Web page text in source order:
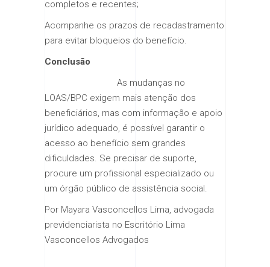
completos e recentes;
Acompanhe os prazos de recadastramento
para evitar bloqueios do benefício.
Conclusão
As mudanças no
LOAS/BPC exigem mais atenção dos
beneficiários, mas com informação e apoio
jurídico adequado, é possível garantir o
acesso ao benefício sem grandes
dificuldades. Se precisar de suporte,
procure um profissional especializado ou
um órgão público de assistência social.
Por Mayara Vasconcellos Lima, advogada
previdenciarista no Escritório Lima
Vasconcellos Advogados